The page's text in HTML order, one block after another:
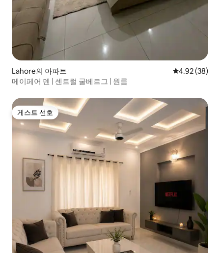
Lahore의 아파트 평점 4.92점(5
4.92 (38)
메이페어 덴 | 센트럴 굴베르그 | 원룸
게스트 선호
게스트 선호